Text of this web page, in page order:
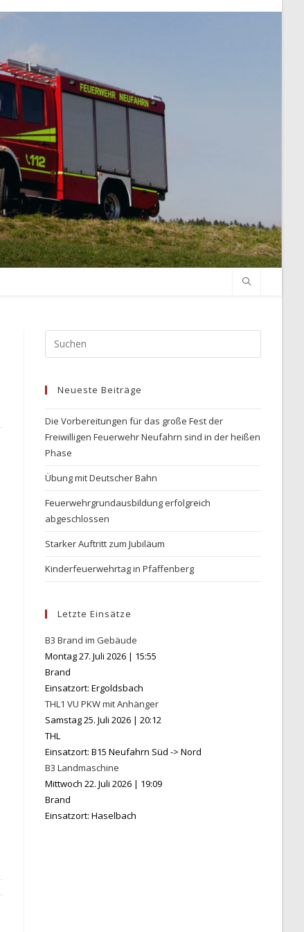
Escape
Neueste Beiträge
Die Vorbereitungen für das große Fest der
Freiwilligen Feuerwehr Neufahrn sind in der heißen
Phase
Übung mit Deutscher Bahn
Feuerwehrgrundausbildung erfolgreich
abgeschlossen
Starker Auftritt zum Jubiläum
Kinderfeuerwehrtag in Pfaffenberg
Letzte Einsätze
B3 Brand im Gebäude
Montag 27. Juli 2026 | 15:55
Brand
Einsatzort: Ergoldsbach
THL1 VU PKW mit Anhänger
Samstag 25. Juli 2026 |20:12
THL
Einsatzort: B15 Neufahrn Süd -> Nord
B3 Landmaschine
Mittwoch 22. Juli 2026 | 19:09
Brand
Einsatzort: Haselbach